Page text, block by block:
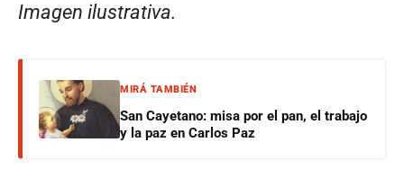
Imagen ilustrativa.
MIRÁ TAMBIÉN
San Cayetano: misa por el pan, el trabajo
y la paz en Carlos Paz